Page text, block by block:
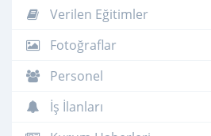
Verilen Eğitimler
Fotoğraflar
Personel
İş İlanları